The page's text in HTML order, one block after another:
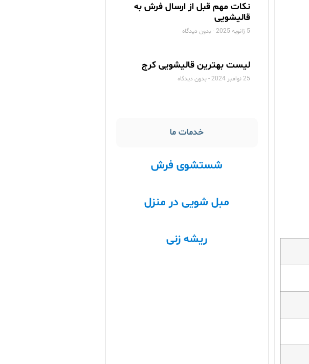
نکات مهم قبل از ارسال فرش به
قالیشویی
5 ژانویه 2025 بدون دیدگاه
لیست بهترین قالیشویی کرج
25 نوامبر 2024 بدون دیدگاه
خدمات ما
شستشوی فرش
مبل شویی در منزل
ریشه زنی